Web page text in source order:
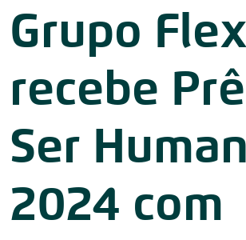
Grupo
recebe
Ser
2024 com